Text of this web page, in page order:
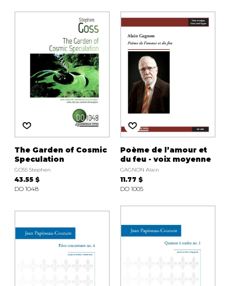
The Garden of Cosmic
Speculation
GOSS Stephen
43.55 $
DO 1048
Poème de l’amour et
du feu - voix moyenne
GAGNON Alain
11.77 $
DO 1005